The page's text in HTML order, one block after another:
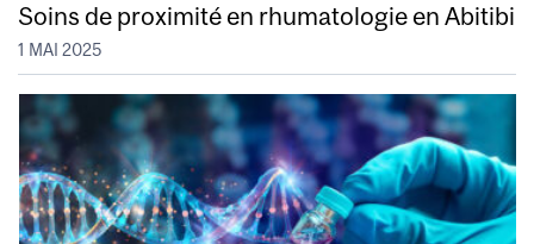
Soins de proximité en rhumatologie en Abitibi
1 MAI 2025